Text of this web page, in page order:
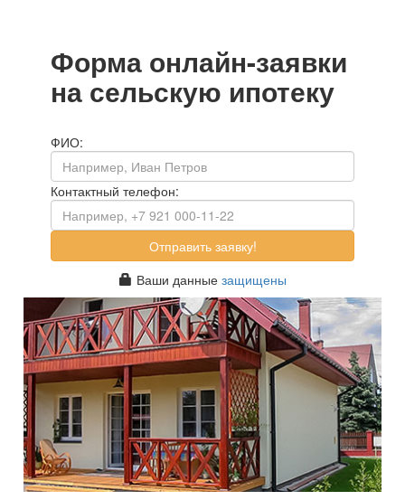
Форма онлайн-заявки
на сельскую ипотеку
ФИО:
Контактный телефон:
Ваши данные защищены